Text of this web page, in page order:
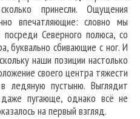
принесли. Ощущения
впечатляющие: словно мы
Северного полюса, со
буквально сбивающие с ног. И
наши позиции настолько
своего центра тяжести
пустыню. Выглядит
пугающе, однако всё не
на первый взгляд.